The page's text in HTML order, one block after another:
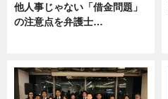
他人事じゃない「借金問題」
の注意点を弁護士…